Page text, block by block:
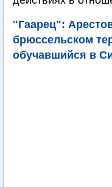
"Гаарец":
брюссельском
обучавшийся в